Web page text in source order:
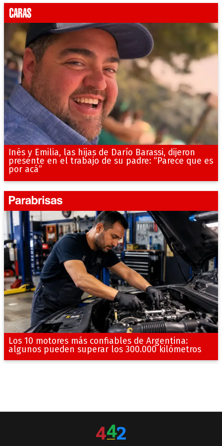
Inés y Emilia, las hijas de Darío Barassi, dijeron
presente en el trabajo de su padre: “Parece que es
por acá”
Los 10 motores más confiables de Argentina:
algunos pueden superar los 300.000 kilómetros